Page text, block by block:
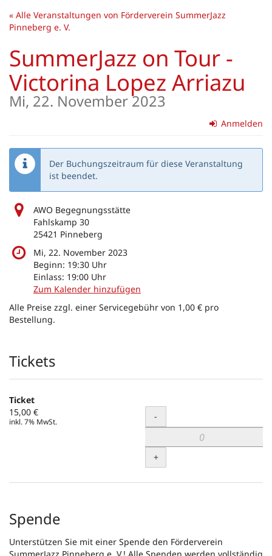
Zum
Haupt-
springen
« Alle Veranstaltungen von Förderverein SummerJazz
Pinneberg e. V.
SummerJazz on Tour -
Victorina Lopez Arriazu
Mi, 22. November 2023
Anmelden
Der Buchungszeitraum für diese Veranstaltung
ist beendet.
AWO Begegnungsstätte
Fahlskamp 30
25421 Pinneberg
Mi, 22. November 2023
Beginn: 19:30 Uhr
Einlass: 19:00 Uhr
Zum Kalender hinzufügen
Alle Preise zzgl. einer Servicegebühr von 1,00 € pro
Bestellung.
Produkte
Tickets
Ticket
15,00 €
inkl. 7% MwSt. Menge
-
+
Spende
Unterstützen Sie mit einer Spende den Förderverein